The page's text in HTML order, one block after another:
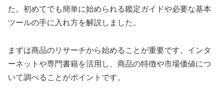
た。初めてでも簡単に始められる鑑定ガイドや必要な基本
ツールの手に入れ方を解説しました。
まずは商品のリサーチから始めることが重要です。インタ
ーネットや専門書籍を活用し、商品の特徴や市場価値につ
いて調べることがポイントです。